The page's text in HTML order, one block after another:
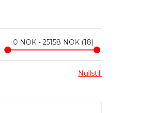
0 NOK - 25158 NOK 18
Nullstill